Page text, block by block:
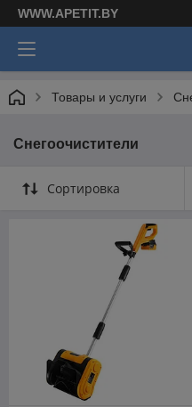
WWW.APETIT.BY
Товары и услуги
Снегоочистители
Сортировка